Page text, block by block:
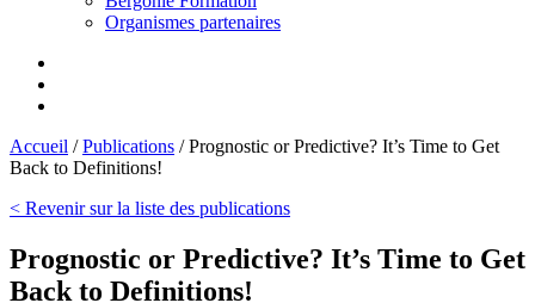
Organismes partenaires
Accueil /Publications /Prognostic or Predictive? It’s Time to Get
Back to Definitions!
< Revenir sur la liste des publications
Prognostic or Predictive? It’s Time to Get
Back to Definitions!